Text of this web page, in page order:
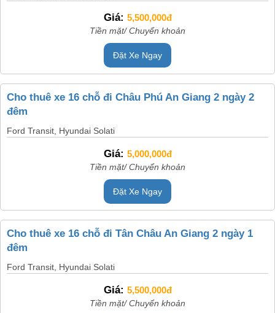
Giá: 5,500,000đ
Tiền mặt/ Chuyển khoản
Đặt Xe Ngay
Cho thuê xe 16 chỗ đi Châu Phú An Giang 2 ngày 2
đêm
Ford Transit, Hyundai Solati
Giá: 5,000,000đ
Tiền mặt/ Chuyển khoản
Đặt Xe Ngay
Cho thuê xe 16 chỗ đi Tân Châu An Giang 2 ngày 1
đêm
Ford Transit, Hyundai Solati
Giá: 5,500,000đ
Tiền mặt/ Chuyển khoản